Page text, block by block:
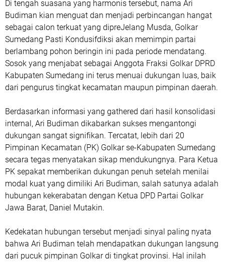
Di tengah suasana yang harmonis tersebut, nama Ari
Budiman kian menguat dan menjadi perbincangan hangat
sebagai calon terkuat yang dipreJelang Musda, Golkar
Sumedang Pasti Kondusifdiksi akan memimpin partai
berlambang pohon beringin ini pada periode mendatang.
Sosok yang menjabat sebagai Anggota Fraksi Golkar DPRD
Kabupaten Sumedang ini terus menuai dukungan luas, baik
dari pengurus tingkat kecamatan maupun pimpinan daerah.
Berdasarkan informasi yang gathered dari hasil konsolidasi
internal, Ari Budiman dikabarkan sukses mengantongi
dukungan sangat signifikan. Tercatat, lebih dari 20
Pimpinan Kecamatan (PK) Golkar se-Kabupaten Sumedang
secara tegas menyatakan sikap mendukungnya. Para Ketua
PK sepakat memberikan dukungan penuh setelah menilai
modal kuat yang dimiliki Ari Budiman, salah satunya adalah
hubungan kekerabatan dengan Ketua DPD Partai Golkar
Jawa Barat, Daniel Mutakin.
Kedekatan hubungan tersebut menjadi sinyal paling nyata
bahwa Ari Budiman telah mendapatkan dukungan langsung
dari pucuk pimpinan Golkar di tingkat provinsi. Hal inilah